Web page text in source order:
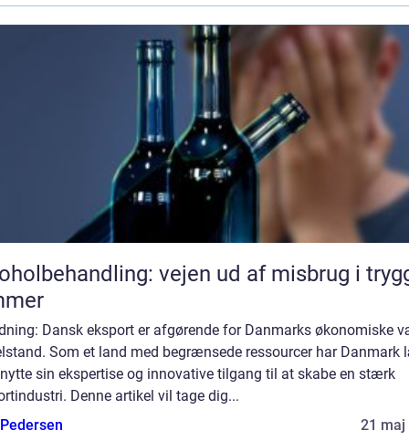
vejen ud af misbrug i
Dansk eksport er afgørende for Danmarks økonomiske
Som et land med begrænsede ressourcer har Danmark
sin ekspertise og innovative tilgang til at skabe en stærk
Denne artikel vil tage dig...
21 maj